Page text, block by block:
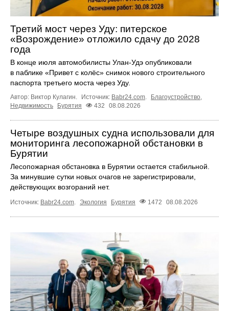
Третий мост через Уду: питерское
«Возрождение» отложило сдачу до 2028
года
В конце июля автомобилисты Улан-Удэ опубликовали
в паблике «Привет с колёс» снимок нового строительного
паспорта третьего моста через Уду.
Автор: Виктор Кулагин. Источник: Babr24.com. Благоустройство,
Недвижимость
Бурятия 432 08.08.2026
Четыре воздушных судна использовали для
мониторинга лесопожарной обстановки в
Бурятии
Лесопожарная обстановка в Бурятии остается стабильной.
За минувшие сутки новых очагов не зарегистрировали,
действующих возгораний нет.
Источник: Babr24.com Экология Бурятия 1472 08.08.2026